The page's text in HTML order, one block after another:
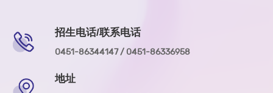
招生电话/联系电话
0451-86344147 / 0451-86336958
地址